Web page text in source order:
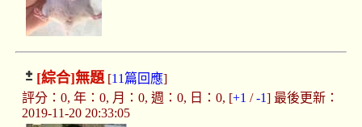
[綜合]無題[11篇回應]
評分：0, 年：0, 月：0, 週：0, 日：0, [+1 /-1] 最後更新：
2019-11-20 20:33:05